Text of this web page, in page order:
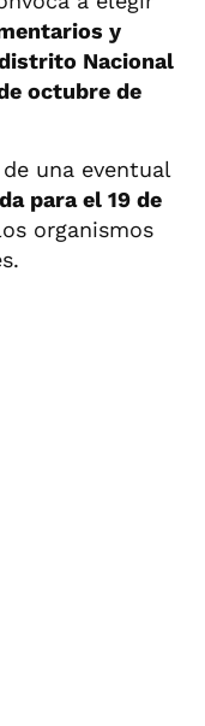
y
Nacional
octubre de
una eventual
para el 19 de
organismos